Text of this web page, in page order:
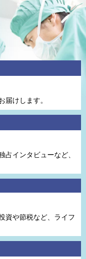
届けします。
占インタビューなど、
資や節税など、ライフ